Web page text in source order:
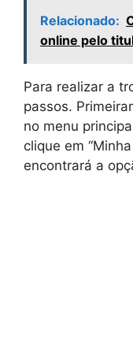
Relacionado:
online pelo
Para realizar a
passos.
no menu
clique em
encontrará a